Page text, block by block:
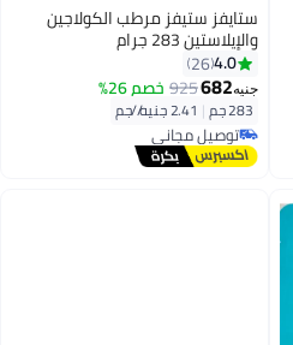
ستايفز ستيفز مرطب الكولاجين
والإيلاستين 283 جرام
4.0
26
جنيه682
925 خصم 26%
283 جم |
توصيل مجاني
توصيل مجاني